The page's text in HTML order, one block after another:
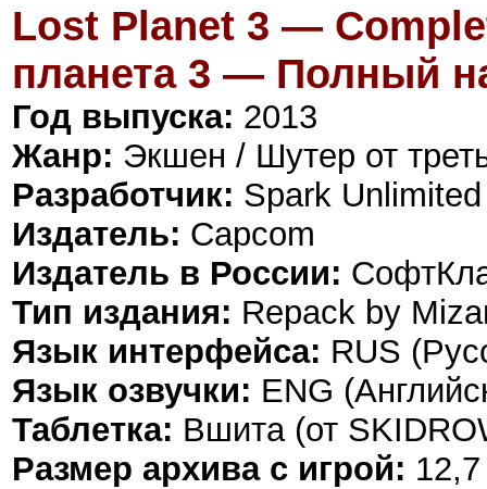
Lost Planet 3 —
планета 3 — Полный
Год выпуска: 2013
Жанр: Экшен / Шутер от
Разработчик: Spark Unlimited
Издатель: Capcom
Издатель в России:
Тип издания: Repack by
Язык интерфейса: RUS
Язык озвучки: ENG
Таблетка: Вшита (от
Размер архива с игрой: